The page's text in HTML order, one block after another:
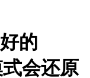
的
会还原